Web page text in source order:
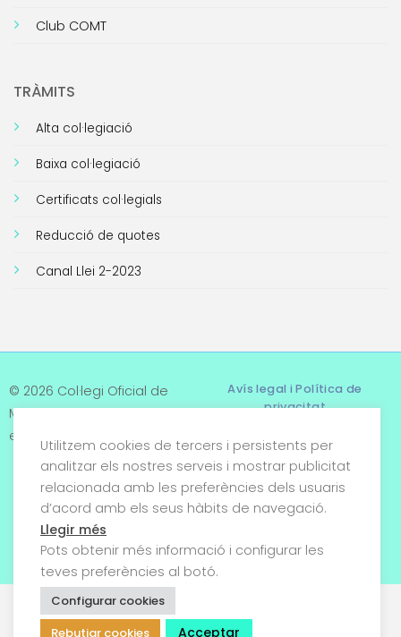
Club COMT
TRÀMITS
Alta col·legiació
Baixa col·legiació
Certificats col·legials
Reducció de quotes
Canal Llei 2-2023
© 2026 Col·legi Oficial de
Metges de Tarragona. Tots
els drets reservats
Avís legal i Política de
privacitat
Termes i condicions
Política de cookies
Utilitzem cookies de tercers i persistents per
analitzar els nostres serveis i mostrar publicitat
relacionada amb les preferències dels usuaris
d’acord amb els seus hàbits de navegació.
Llegir més
Pots obtenir més informació i configurar les
teves preferències al botó.
Configurar cookies
Rebutjar cookies
Acceptar